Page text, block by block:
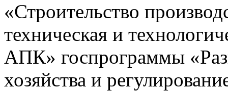
«Строительство
техническая и
АПК» госпрограммы
хозяйства и